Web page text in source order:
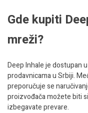
Gde kupiti
mreži?
Deep Inhale je dostupan
prodavnicama u Srbiji.
preporučuje se
proizvođača možete biti
izbegavate prevare.